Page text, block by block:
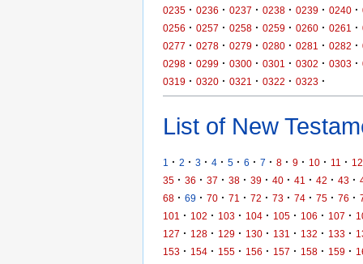
0235 · 0236 · 0237 · 0238 · 0239 · 0240 ·
0256 · 0257 · 0258 · 0259 · 0260 · 0261 ·
0277 · 0278 · 0279 · 0280 · 0281 · 0282 ·
0298 · 0299 · 0300 · 0301 · 0302 · 0303 ·
0319 · 0320 · 0321 · 0322 · 0323 ·
List of New
1 · 2 · 3 · 4 · 5 · 6 · 7 · 8 · 9 · 10 · 11 · 12
35 · 36 · 37 · 38 · 39 · 40 · 41 · 42 · 43 ·
68 · 69 · 70 · 71 · 72 · 73 · 74 · 75 · 76 ·
101
· 102 · 103 · 104 · 105 · 106 · 107 ·
127 · 128 · 129 · 130 · 131 · 132 · 133 ·
153 · 154 · 155 · 156 · 157 · 158 · 159 ·